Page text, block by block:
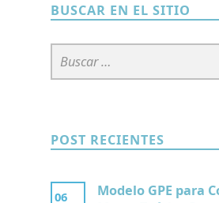
BUSCAR EN EL SITIO
Buscar:
POST RECIENTES
06
Modelo GPE para